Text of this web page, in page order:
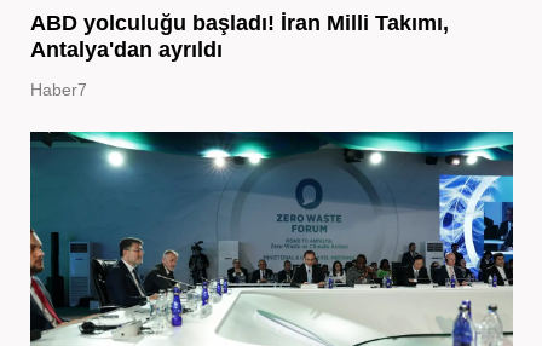
ABD yolculuğu başladı! İran Milli Takımı,
Antalya'dan ayrıldı
Haber7